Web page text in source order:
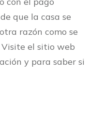
que la casa se
razón como se
el sitio web
y para saber si